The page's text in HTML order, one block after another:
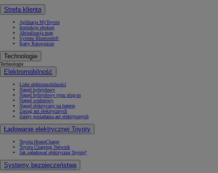
Strefa klienta
Aplikacja MyToyota
Instrukcje obsługi
Aktualizacja map
System Bluetooth®
Karty Ratownicze
Technologie
Technologie
Elektromobilność
Lider elektromobilności
Napęd hybrydowy
Napęd hybrydowy typu plug-in
Napęd wodorowy
Napęd elektryczny na baterię
Zasięg aut elektrycznych
Zalety posiadania aut elektrycznych
Ładowanie elektrycznej Toyoty
Toyota HomeCharge
Toyota Charging Network
Jak naładować elektryczną Toyotę?
Systemy bezpieczeństwa